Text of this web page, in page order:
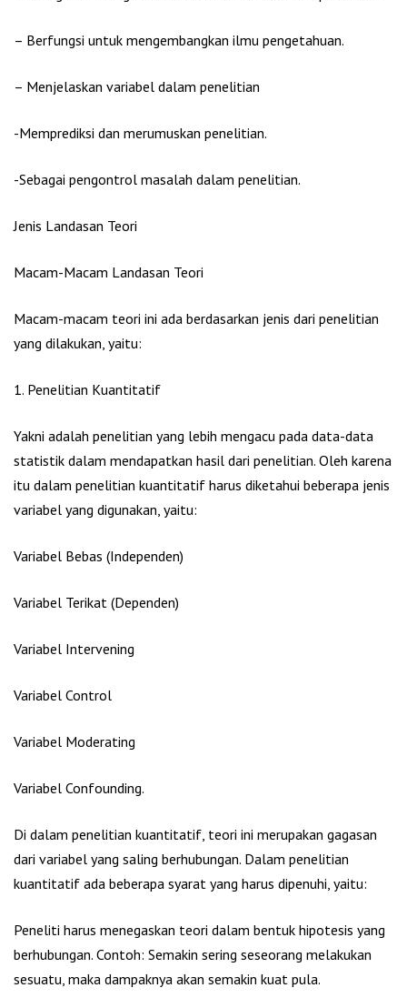
– Berfungsi untuk mengembangkan ilmu pengetahuan.
– Menjelaskan variabel dalam penelitian
-Memprediksi dan merumuskan penelitian.
-Sebagai pengontrol masalah dalam penelitian.
Jenis Landasan Teori
Macam-Macam Landasan Teori
Macam-macam teori ini ada berdasarkan jenis dari penelitian
yang dilakukan, yaitu:
1. Penelitian Kuantitatif
Yakni adalah penelitian yang lebih mengacu pada data-data
statistik dalam mendapatkan hasil dari penelitian. Oleh karena
itu dalam penelitian kuantitatif harus diketahui beberapa jenis
variabel yang digunakan, yaitu:
Variabel Bebas (Independen)
Variabel Terikat (Dependen)
Variabel Intervening
Variabel Control
Variabel Moderating
Variabel Confounding.
Di dalam penelitian kuantitatif, teori ini merupakan gagasan
dari variabel yang saling berhubungan. Dalam penelitian
kuantitatif ada beberapa syarat yang harus dipenuhi, yaitu:
Peneliti harus menegaskan teori dalam bentuk hipotesis yang
berhubungan. Contoh: Semakin sering seseorang melakukan
sesuatu, maka dampaknya akan semakin kuat pula.